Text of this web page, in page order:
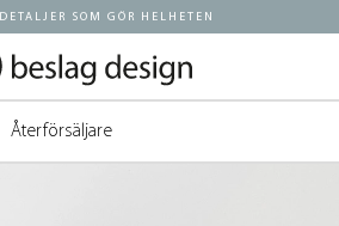
DETALJER SOM GÖR HELHETEN
Återförsäljare